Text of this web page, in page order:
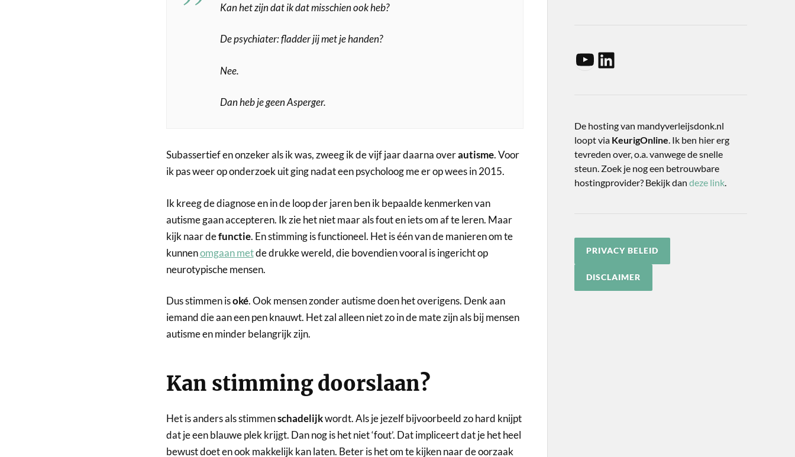
Kan het zijn dat ik dat misschien ook heb?
De psychiater: fladder jij met je handen?
Nee.
Dan heb je geen Asperger.
Subassertief en onzeker als ik was, zweeg ik de vijf jaar daarna overautisme. Voor
ik pas weer op onderzoek uit ging nadat een psycholoog me er op wees in 2015.
Ik kreeg de diagnose en in de loop der jaren ben ik bepaalde kenmerken van
autisme gaan accepteren. Ik zie het niet maar als fout en iets om af te leren. Maar
kijk naar defunctie. En stimming is functioneel. Het is één van de manieren om te
kunnenomgaan metde drukke wereld, die bovendien vooral is ingericht op
neurotypische mensen.
Dus stimmen isoké. Ook mensen zonder autisme doen het overigens. Denk aan
iemand die aan een pen knauwt. Het zal alleen niet zo in de mate zijn als bij mensen
autisme en minder belangrijk zijn.
Kan stimming doorslaan?
Het is anders als stimmenschadelijkwordt. Als je jezelf bijvoorbeeld zo hard knijpt
dat je een blauwe plek krijgt. Dan nog is het niet ‘fout’. Dat impliceert dat je het heel
bewust doet en ook makkelijk kan laten. Beter is het om te kijken naar de oorzaak
De hosting van mandyverleijsdonk.nl
loopt via KeurigOnline. Ik ben hier erg
tevreden over, o.a. vanwege de snelle
steun. Zoek je nog een betrouwbare
hostingprovider? Bekijk dan deze link.
PRIVACY BELEID
DISCLAIMER